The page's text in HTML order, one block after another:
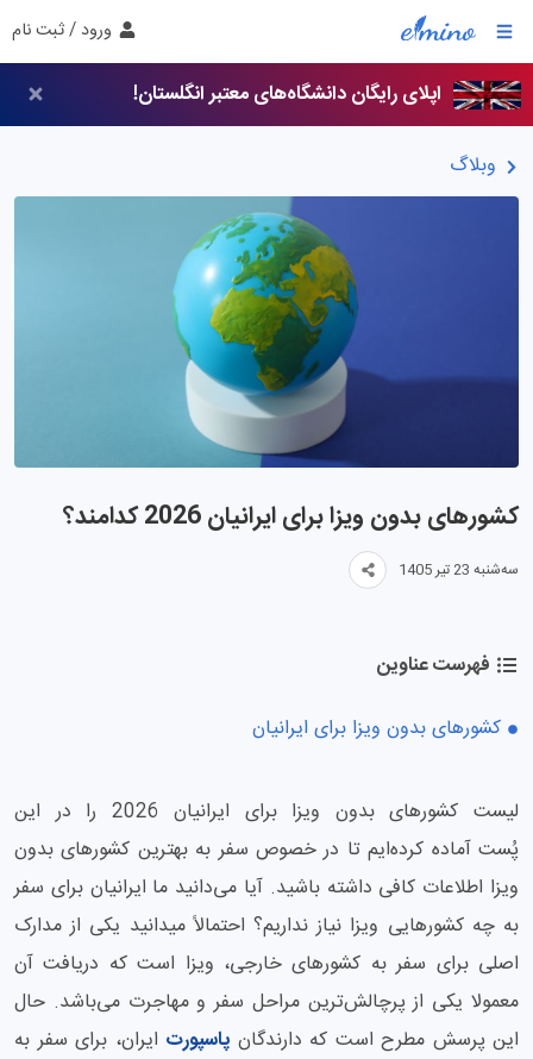
ورود / ثبت نام
اپلای رایگان دانشگاه‌های معتبر انگلستان!
وبلاگ
کشورهای بدون ویزا برای ایرانیان 2026 کدامند؟
سه‌شنبه 23 تیر 1405
فهرست عناوین
کشورهای بدون ویزا برای ایرانیان
لیست کشورهای بدون ویزا برای ایرانیان 2026 را در این
پُست آماده کرده‌ایم تا در خصوص سفر به بهترین کشورهای بدون
ویزا اطلاعات کافی داشته باشید. آیا می‌دانید ما ایرانیان برای سفر
به چه کشورهایی ویزا نیاز نداریم؟ احتمالاً میدانید یکی از مدارک
اصلی برای سفر به کشورهای خارجی، ویزا است که دریافت آن
معمولا یکی از پرچالش‌ترین مراحل سفر و مهاجرت می‌باشد. حال
این پرسش مطرح است که دارندگان پاسپورت ایران، برای سفر به